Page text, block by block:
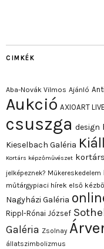
CIMKÉK
Aba-Novák Vilmos Ajánló
Aukció AXIOART LIVE
csuszga design
Kieselbach Galéria
Kortárs képzőművészet
jelképeznek? Műkereskedelem
műtárgypiaci hírek első
Nagyházi Galéria
Rippl-Rónai József
Galéria Zsolnay
állatszimbolizmus